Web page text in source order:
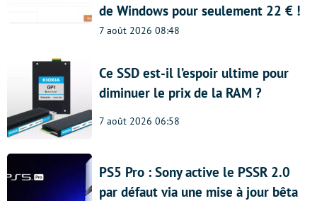
de Windows pour seulement 22 € !
7 août 2026 08:48
Ce SSD est-il l’espoir ultime pour
diminuer le prix de la RAM ?
7 août 2026 06:58
PS5 Pro : Sony active le PSSR 2.0
par défaut via une mise à jour bêta